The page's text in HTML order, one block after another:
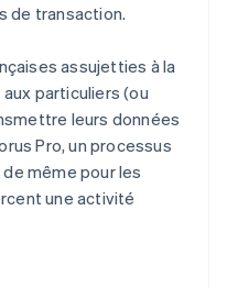
de transaction.
assujetties à la
particuliers (ou
leurs données
Pro, un processus
même pour les
une activité